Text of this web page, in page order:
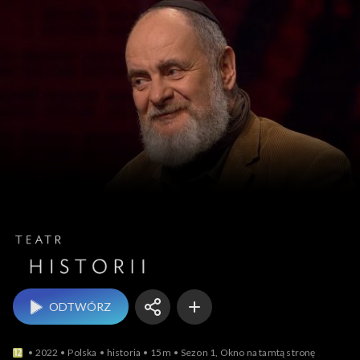
Teatr historii
ODTWÓRZ
2022 Polska historia 15m Sezon 1, Okno na tamtą stronę